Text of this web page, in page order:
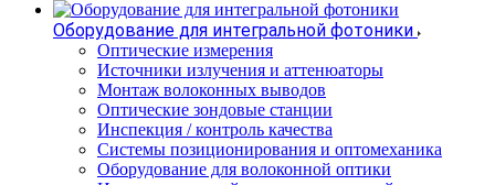
Оборудование для интегральной фотоники
Оптические измерения
Источники излучения и аттенюаторы
Монтаж волоконных выводов
Оптические зондовые станции
Инспекция / контроль качества
Системы позиционирования и оптомеханика
Оборудование для волоконной оптики